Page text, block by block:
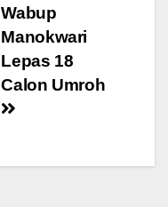
Wabup
Manokwari
Lepas 18
Calon Umroh